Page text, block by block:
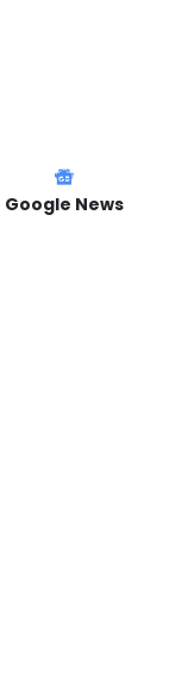
Google News